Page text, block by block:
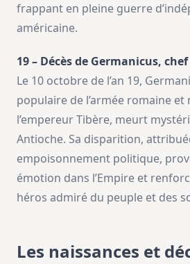
frappant en pleine guerre
américaine.
19 – Décès de Germanicus,
Le 10 octobre de l’an 19,
populaire de l’armée romaine et
l’empereur Tibère, meurt
Antioche. Sa disparition,
empoisonnement politique,
émotion dans l’Empire et
héros admiré du peuple et des
Les naissances et